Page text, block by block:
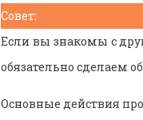
Совет:
Если вы знакомы с
обязательно сделаем
Основные действия